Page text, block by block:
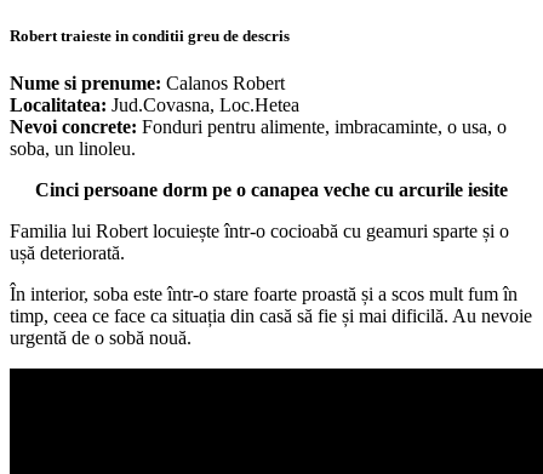
Robert traieste in conditii greu de descris
Nume si prenume: Calanos Robert
Localitatea: Jud.Covasna, Loc.Hetea
Nevoi concrete: Fonduri pentru alimente, imbracaminte, o usa, o
soba, un linoleu.
Cinci persoane dorm pe o canapea veche cu arcurile iesite
Familia lui Robert locuiește într-o cocioabă cu geamuri sparte și o
ușă deteriorată.
În interior, soba este într-o stare foarte proastă și a scos mult fum în
timp, ceea ce face ca situația din casă să fie și mai dificilă. Au nevoie
urgentă de o sobă nouă.